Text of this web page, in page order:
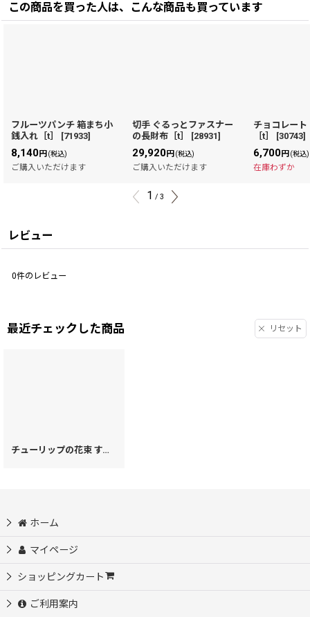
この商品を買った人は、こんな商品も買っています
フルーツパンチ 箱まち小
銭入れ［t］
[71933]
8,140円 (税込)
ご購入いただけます
切手 ぐるっとファスナー
の長財布［t］
[28931]
29,920円 (税込)
ご購入いただけます
チョコレート
［t］
[30743]
6,700円 (税込)
在庫わずか
1 / 3
レビュー
0件のレビュー
最近チェックした商品 リセット
チューリップの花束 すっきりカードケース［t］
ホーム
マイページ
ショッピングカート
ご利用案内